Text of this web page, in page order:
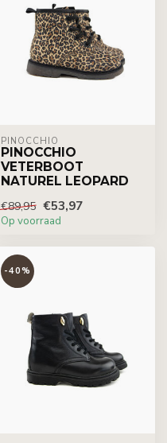
PINOCCHIO
PINOCCHIO
VETERBOOT
NATUREL LEOPARD
€89,95 €53,97
Op voorraad
-40%